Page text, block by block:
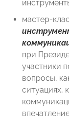
мастер-
при
участники
вопросы,
ситуациях,